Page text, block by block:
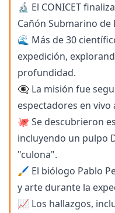
🔬 El CONICET
Cañón Submarino de
🌊 Más de 30
expedición,
profundidad.
👁️‍🗨️ La misión fue
espectadores en vivo
🐙 Se descubrieron
incluyendo un pulpo
"culona".
🖌️ El biólogo Pablo
y arte durante la
📈 Los hallazgos,